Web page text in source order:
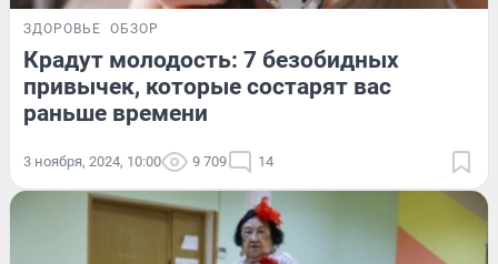
ЗДОРОВЬЕ ОБЗОР
Крадут молодость: 7 безобидных
привычек, которые состарят вас
раньше времени
3 ноября, 2024, 10:00 9 709 14